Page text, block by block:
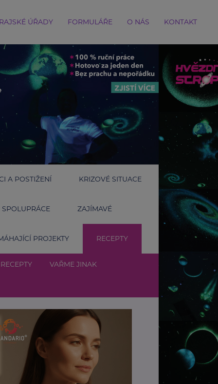
ÚŘADY FORMULÁŘE O NÁS KONTAKT
A POSTIŽENÍ KRIZOVÉ SITUACE
SPOLUPRÁCE ZAJÍMAVÉ
PROJEKTY RECEPTY
VAŘME JINAK